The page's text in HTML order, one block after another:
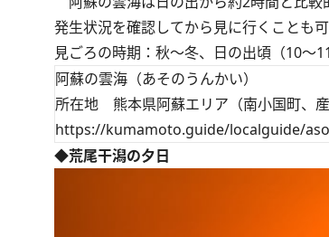
発生状況を確認してから見に行くことも可
見ごろの時期：秋～冬、日の出頃（10～
阿蘇の雲海（あそのうんかい）
所在地 熊本県阿蘇エリア（南小国町、
https://kumamoto.guide/localguide/
◆荒尾干潟の夕日